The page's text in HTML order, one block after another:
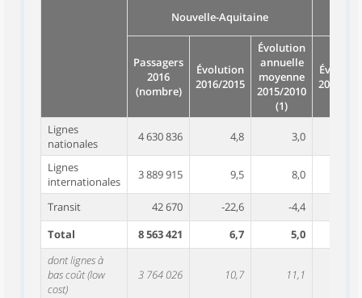
Nouvelle-Aquitaine
Passagers
2016
(nombre)
Évolution
2016/2015
Évolution
annuelle
moyenne
2015/2010
(1)
2016/
Lignes
nationales
4 630 836 4,8 3,0
Lignes
internationales
3 889 915 9,5 8,0
Transit 42 670 -22,6 -4,4
Total
8 563 421 6,7 5,0
dont lignes à
bas coût (low
cost)
3 764 026 10,7 11,1